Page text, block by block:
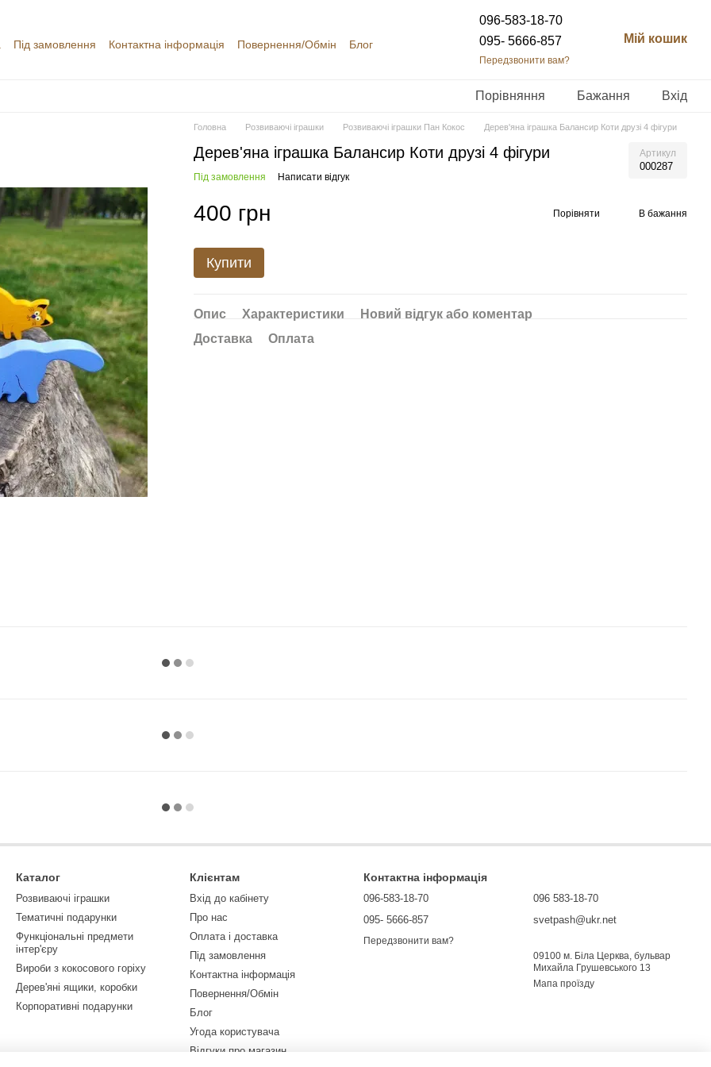
Під замовлення Контактна інформація Повернення/Обмін
Блог
096-583-18-70
095- 5666-857
Передзвонити вам?
Мій кошик
Порівняння Бажання Вхід
Головна Розвиваючі іграшки Розвиваючі іграшки Пан Кокос Дерев'яна іграшка Балансир Коти друзі 4 фігури
Дерев'яна іграшка Балансир Коти друзі 4 фігури Артикул
000287
Під замовлення Написати відгук
400 грн Порівняти В бажання
Купити
Опис Характеристики
Новий відгук або коментар
Доставка
Оплата
Каталог
Розвиваючі іграшки
Тематичні подарунки
Функціональні предмети
інтер'єру
Вироби з кокосового горіху
Дерев'яні ящики, коробки
Корпоративні подарунки
Клієнтам
Вхід до кабінету
Про нас
Оплата і доставка
Під замовлення
Контактна інформація
Повернення/Обмін
Блог
Угода користувача
Відгуки про магазин
Контактна інформація
096-583-18-70
095- 5666-857
Передзвонити вам?
096 583-18-70
svetpash@ukr.net
09100 м. Біла Церква, бульвар
Михайла Грушевського 13
Мапа проїзду